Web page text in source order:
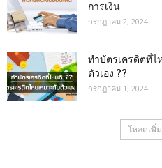
การเงิน
กรกฎาคม 2, 2024
ทำบัตรเครดิตที่ไ
ตัวเอง ??
กรกฎาคม 1, 2024
โหลดเพิ่